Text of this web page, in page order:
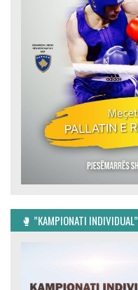
🥊 ”KAMPIONATI INDIVIDUAL”